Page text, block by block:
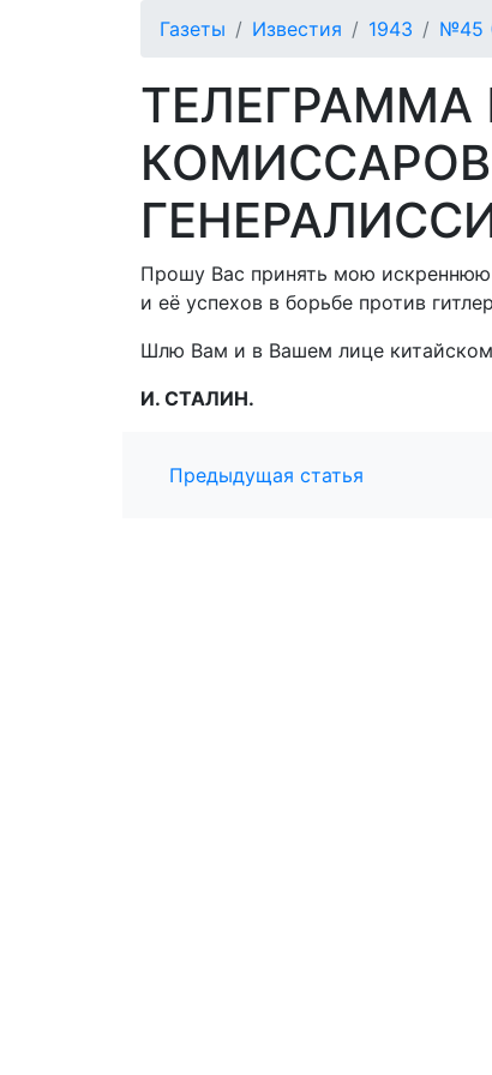
Газеты Известия 1943 №45
ТЕЛЕГРАММА
Прошу Вас принять мою
и её успехов в борьбе против
Шлю Вам и в Вашем лице
И. СТАЛИН.
Предыдущая статья